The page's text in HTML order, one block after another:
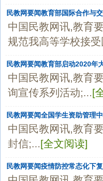
民教网要闻教育部国际合作与
中国民教网讯,教育
规范我高等学校接
民教网要闻教育部启动2020年
中国民教网讯,教育
询宣传系列活动;...[
民教网要闻全国学生资助管理
中国民教网讯,教育
封信;...[全文阅读]
民教网要闻疫情防控常态化下